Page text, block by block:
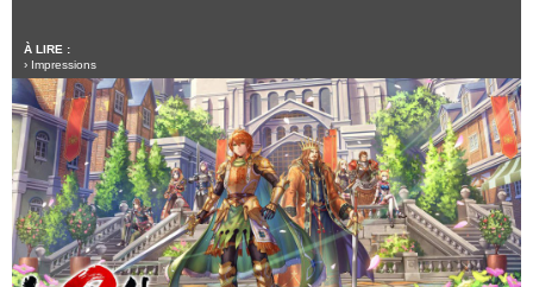
À LIRE :
› Impressions